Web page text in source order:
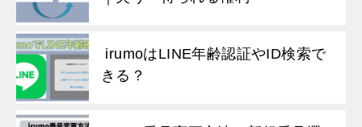
irumoはLINE年齢認証やID検索で
きる？